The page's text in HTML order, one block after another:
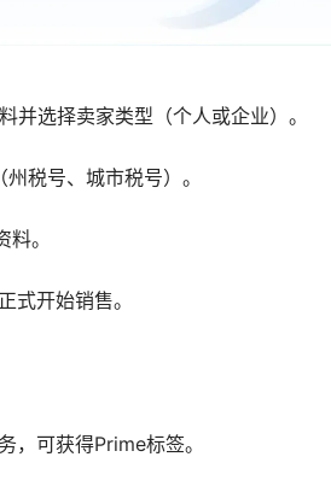
选择卖家类型（个人或企业）。
税号、城市税号）。
。
式开始销售。
，可获得Prime标签。